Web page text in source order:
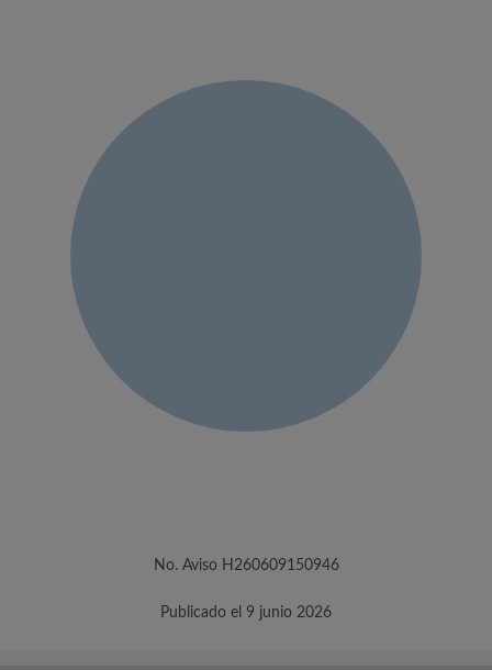
No. Aviso H260609150946
Publicado el 9 junio 2026